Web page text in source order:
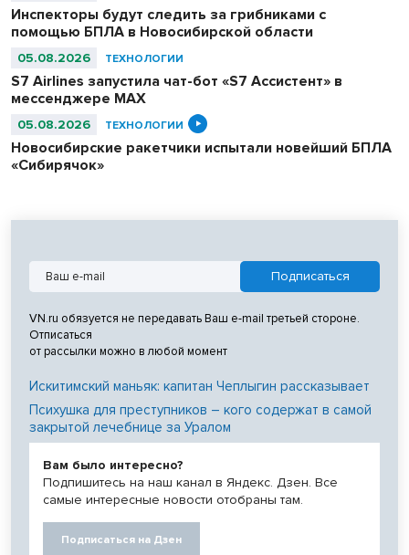
Инспекторы будут следить за грибниками с
помощью БПЛА в Новосибирской области
05.08.2026 ТЕХНОЛОГИИ
S7 Airlines запустила чат-бот «S7 Ассистент» в
мессенджере MAX
05.08.2026 ТЕХНОЛОГИИ
Новосибирские ракетчики испытали новейший БПЛА
«Сибирячок»
VN.ru обязуется не передавать Ваш e-mail третьей стороне.
Отписаться
от рассылки можно в любой момент
Искитимский маньяк: капитан Чеплыгин рассказывает
Психушка для преступников – кого содержат в самой
закрытой лечебнице за Уралом
Вам было интересно?
Подпишитесь на наш канал в Яндекс. Дзен. Все
самые интересные новости отобраны там.
Подписаться на Дзен